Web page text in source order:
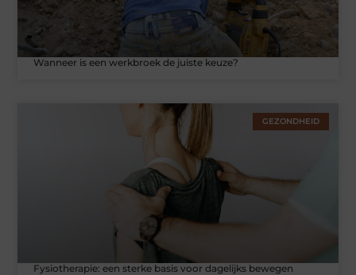
Wanneer is een werkbroek de juiste keuze?
GEZONDHEID
Fysiotherapie: een sterke basis voor dagelijks bewegen